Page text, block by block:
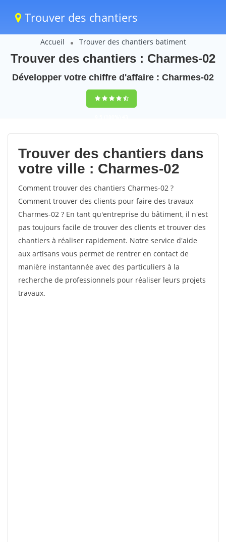
Trouver des chantiers
Accueil Trouver des chantiers batiment
Trouver des chantiers : Charmes-02
Développer votre chiffre d'affaire : Charmes-02
9,5(100%)43
votes
Trouver des chantiers dans
votre ville : Charmes-02
Comment trouver des chantiers Charmes-02 ?
Comment trouver des clients pour faire des travaux
Charmes-02 ? En tant qu'entreprise du bâtiment, il n'est
pas toujours facile de trouver des clients et trouver des
chantiers à réaliser rapidement. Notre service d'aide
aux artisans vous permet de rentrer en contact de
manière instantannée avec des particuliers à la
recherche de professionnels pour réaliser leurs projets
travaux.